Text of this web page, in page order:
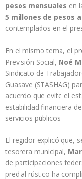
pesos mensuales en
5 millones de pesos
contemplados en el
En el mismo tema, el
Previsión Social, Noé
Sindicato de
Guasave (STASHAG)
acuerdo que evite el
estabilidad financiera
servicios públicos.
El regidor explicó que,
tesorera municipal,
de participaciones
predial rústico ha